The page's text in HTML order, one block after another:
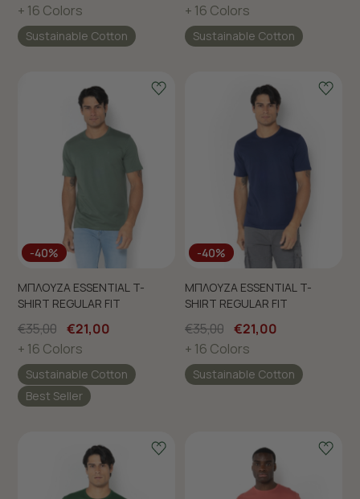
+ 16 Colors
Sustainable Cotton
+ 16 Colors
Sustainable Cotton
-40%
ΜΠΛΟΥΖΑ ESSENTIAL T-
SHIRT REGULAR FIT
€35,00 €21,00
+ 16 Colors
Sustainable Cotton
Best Seller
-40%
ΜΠΛΟΥΖΑ ESSENTIAL T-
SHIRT REGULAR FIT
€35,00 €21,00
+ 16 Colors
Sustainable Cotton